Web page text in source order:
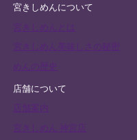
宮きしめんについて
宮きしめん美味しさの秘密
めんの歴史
店舗について
宮きしめん 神宮店